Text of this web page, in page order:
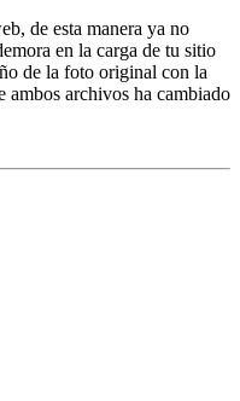
de esta manera ya no
en la carga de tu sitio
de la foto original con la
ambos archivos ha cambiado